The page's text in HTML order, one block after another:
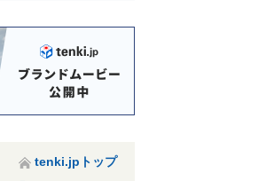
tenki.jpトップ